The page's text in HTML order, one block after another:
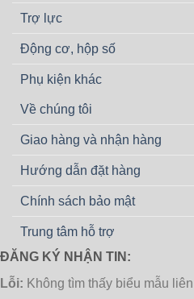
Trợ lực
Động cơ, hộp số
Phụ kiện khác
Về chúng tôi
Giao hàng và nhận hàng
Hướng dẫn đặt hàng
Chính sách bảo mật
Trung tâm hỗ trợ
ĐĂNG KÝ NHẬN TIN:
Lỗi: Không tìm thấy biểu mẫu